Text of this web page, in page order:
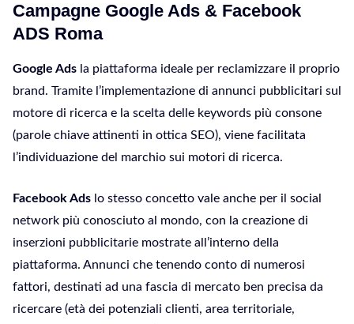
Campagne Google Ads & Facebook
ADS Roma
Google Ads la piattaforma ideale per reclamizzare il proprio
brand. Tramite l’implementazione di annunci pubblicitari sul
motore di ricerca e la scelta delle keywords più consone
(parole chiave attinenti in ottica SEO), viene facilitata
l’individuazione del marchio sui motori di ricerca.
Facebook Ads lo stesso concetto vale anche per il social
network più conosciuto al mondo, con la creazione di
inserzioni pubblicitarie mostrate all’interno della
piattaforma. Annunci che tenendo conto di numerosi
fattori, destinati ad una fascia di mercato ben precisa da
ricercare (età dei potenziali clienti, area territoriale,